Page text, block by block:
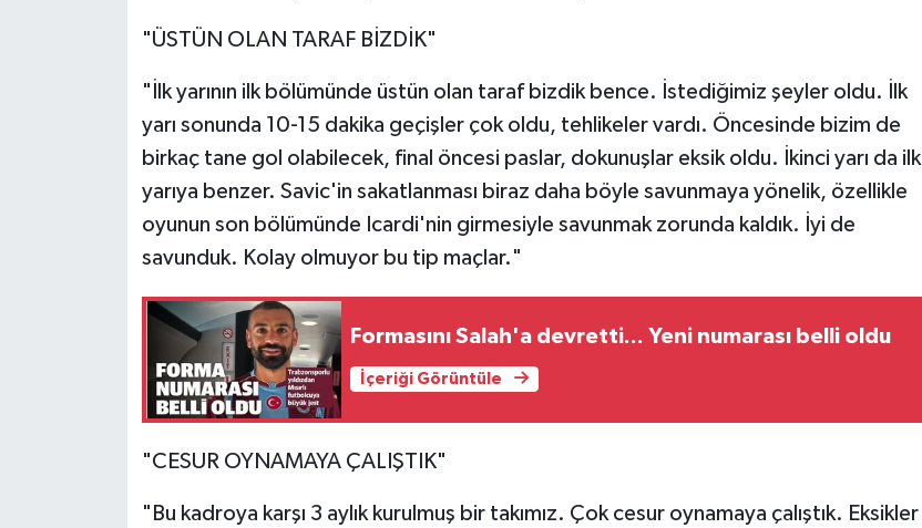
"ÜSTÜN OLAN TARAF BİZDİK"
"İlk yarının ilk bölümünde üstün olan taraf bizdik bence. İstediğimiz şeyler oldu. İlk
yarı sonunda 10-15 dakika geçişler çok oldu, tehlikeler vardı. Öncesinde bizim de
birkaç tane gol olabilecek, final öncesi paslar, dokunuşlar eksik oldu. İkinci yarı da ilk
yarıya benzer. Savic'in sakatlanması biraz daha böyle savunmaya yönelik, özellikle
oyunun son bölümünde Icardi'nin girmesiyle savunmak zorunda kaldık. İyi de
savunduk. Kolay olmuyor bu tip maçlar."
Formasını Salah'a devretti... Yeni numarası belli oldu
İçeriği Görüntüle
"CESUR OYNAMAYA ÇALIŞTIK"
"Bu kadroya karşı 3 aylık kurulmuş bir takımız. Çok cesur oynamaya çalıştık. Eksikler